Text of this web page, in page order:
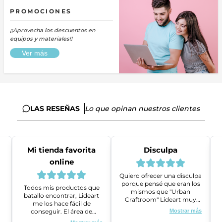
PROMOCIONES
¡¡Aprovecha los descuentos en
equipos y materiales!!
Ver más
LAS RESEÑAS Lo que opinan nuestros clientes
Mi tienda favorita
online
Todos mis productos que
batallo encontrar, Lideart
me los hace fácil de
conseguir. El área de
ventas es super amable y
Disculpa
Quiero ofrecer una disculpa
porque pensé que eran los
mismos que "Urban
Craftroom" Lideart muy
amables me ayudaron a
gestionar un problema que
Mostrar más